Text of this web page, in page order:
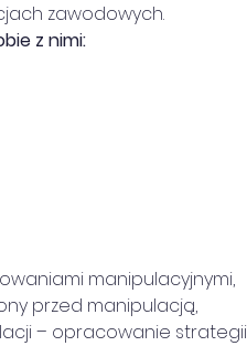
zawodowych.
z nimi:
manipulacyjnymi,
przed manipulacją,
– opracowanie strategii